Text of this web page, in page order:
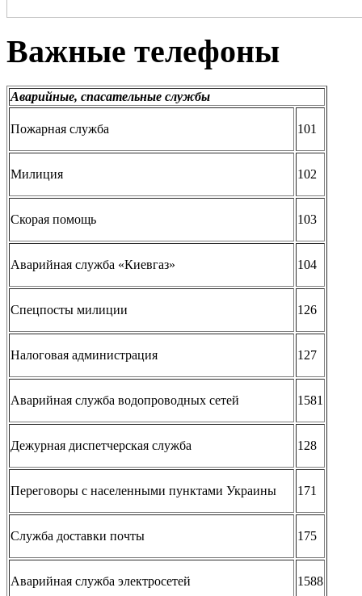
Важные телефоны
Аварийные, спасательные службы
Пожарная служба 101
Милиция 102
Скорая помощь 103
Аварийная служба «Киевгаз» 104
Спецпосты милиции 126
Налоговая администрация 127
Аварийная служба водопроводных сетей 1581
Дежурная диспетчерская служба 128
Переговоры с населенными пунктами Украины 171
Служба доставки почты 175
Аварийная служба электросетей 1588